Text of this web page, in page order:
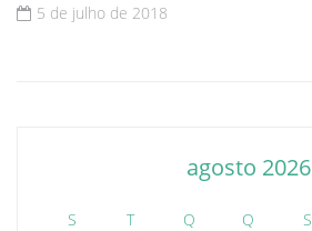
5 de julho de 2018
agosto 2026
S T Q Q S